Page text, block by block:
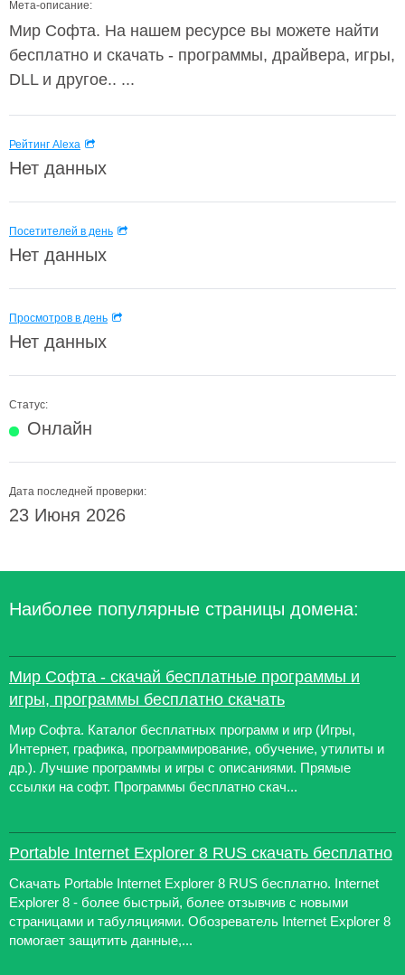
Мета-описание:
Мир Софта. На нашем ресурсе вы можете найти
бесплатно и скачать - программы, драйвера, игры,
DLL и другое.. ...
Рейтинг Alexa
Нет данных
Посетителей в день
Нет данных
Просмотров в день
Нет данных
Статус:
Онлайн
Дата последней проверки:
23 Июня 2026
Наиболее популярные страницы домена:
Мир Софта - скачай бесплатные программы и
игры, программы бесплатно скачать
Мир Софта. Каталог бесплатных программ и игр (Игры,
Интернет, графика, программирование, обучение, утилиты и
др.). Лучшие программы и игры с описаниями. Прямые
ссылки на софт. Программы бесплатно скач...
Portable Internet Explorer 8 RUS скачать бесплатно
Скачать Portable Internet Explorer 8 RUS бесплатно. Internet
Explorer 8 - более быстрый, более отзывчив с новыми
страницами и табуляциями. Обозреватель Internet Explorer 8
помогает защитить данные,...